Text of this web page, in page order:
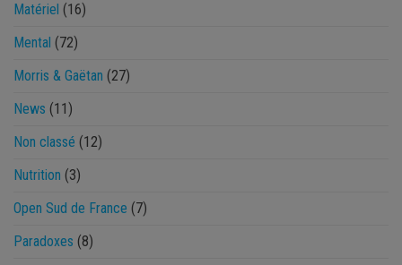
Matériel (16)
Mental (72)
Morris & Gaëtan (27)
News (11)
Non classé (12)
Nutrition (3)
Open Sud de France (7)
Paradoxes (8)